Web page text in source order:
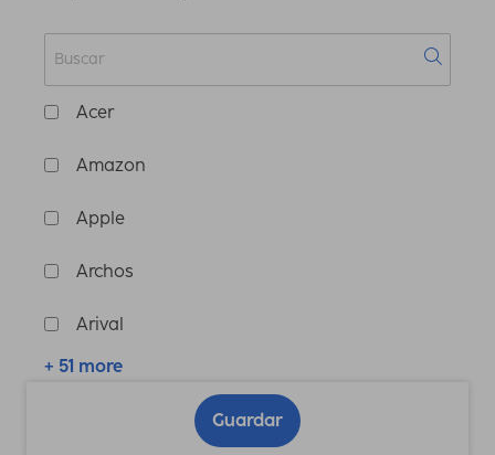
Acer
Amazon
Apple
Archos
Arival
+ 51 more
Guardar